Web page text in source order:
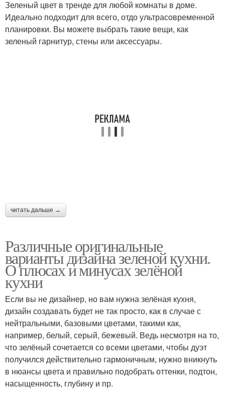
Зеленый цвет в тренде для любой комнаты в доме.
Идеально подходит для всего, отдо ультрасовременной
планировки. Вы можете выбрать такие вещи, как
зеленый гарнитур, стены или аксессуары.
читать дальше →
Различные оригинальные
варианты дизайна зеленой кухни.
О плюсах и минусах зелёной
кухни
Если вы не дизайнер, но вам нужна зелёная кухня,
дизайн создавать будет не так просто, как в случае с
нейтральными, базовыми цветами, такими как,
например, белый, серый, бежевый. Ведь несмотря на то,
что зелёный сочетается со всеми цветами, чтобы дуэт
получился действительно гармоничным, нужно вникнуть
в нюансы цвета и правильно подобрать оттенки, подтон,
насыщенность, глубину и пр.